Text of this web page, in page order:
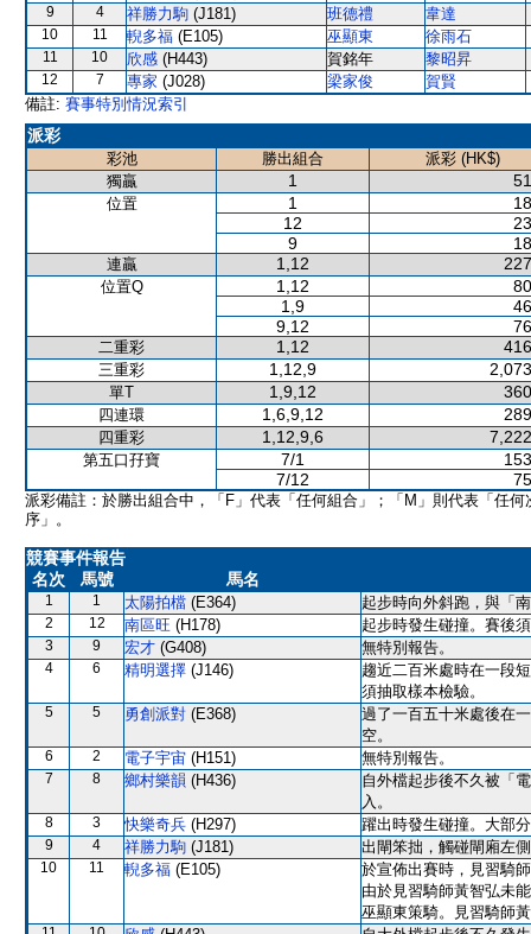
9 4 祥勝力駒 (J181) 班德禮 韋達
10 11 輗多福 (E105) 巫顯東 徐雨石
11 10 欣感 (H443) 賀銘年 黎昭昇
12 7 專家 (J028) 梁家俊
賀賢
備註: 賽事特別情況索引
派彩
彩池 勝出組合
派彩 (HK$)
獨贏
1
位置 1
12
9
連贏 1,12
位置Q 1,12
1,9
9,12
二重彩 1,12
三重彩 1,12,9
單T 1,9,12
四連環 1,6,9,12
四重彩 1,12,9,6
第五口孖寶 7/1
7/12
派彩備註：於勝出組合中，「F」代表「任何組合」；「M」則代表「任何
序」。
競賽事件報告
名次
馬號 馬名
1 1 太陽拍檔 (E364) 起步時向外斜跑，與「
2 12 南區旺 (H178) 起步時發生碰撞。賽後
3 9 宏才 (G408) 無特別報告。
4 6 精明選擇 (J146)
趨近二百米處時在一段
須抽取樣本檢驗。
5 5 勇創派對 (E368)
過了一百五十米處後在
空。
6 2 電子宇宙 (H151) 無特別報告。
7 8 鄉村樂韻 (H436)
自外檔起步後不久被「
入。
8 3 快樂奇兵 (H297) 躍出時發生碰撞。大部
9 4 祥勝力駒 (J181) 出閘笨拙，觸碰閘廂左
10 11 輗多福 (E105)
於宣佈出賽時，見習騎
由於見習騎師黃智弘未
巫顯東策騎。見習騎師